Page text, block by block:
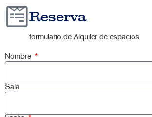
Reserva
formulario de Alquiler de espacios
Nombre
Sala